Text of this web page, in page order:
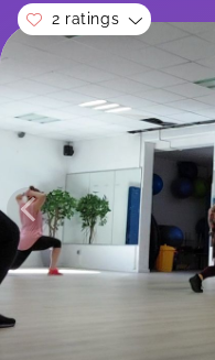
Soon you will learn
2 ratings
Macht sehr viel
wert😊
Bianca,Nov 22